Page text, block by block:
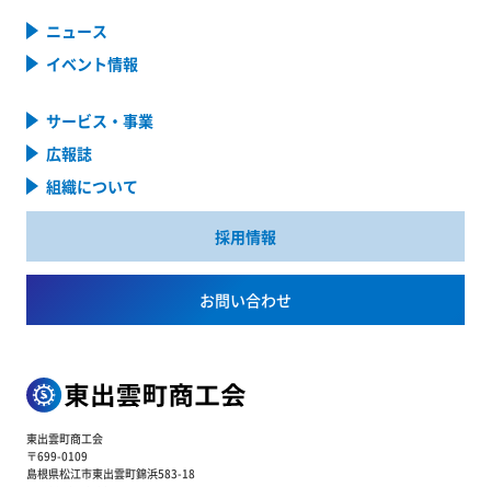
ニュース
イベント情報
サービス・事業
広報誌
組織について
採用情報
お問い合わせ
東出雲町商工会
〒699-0109
島根県松江市東出雲町錦浜583-18